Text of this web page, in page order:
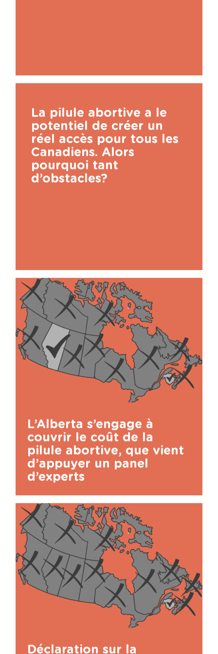
La pilule abortive a le
potentiel de créer un
réel accès pour tous les
Canadiens. Alors
pourquoi tant
d’obstacles?
L’Alberta s’engage à
couvrir le coût de la
pilule abortive, que vient
d’appuyer un panel
d’experts
Déclaration sur la